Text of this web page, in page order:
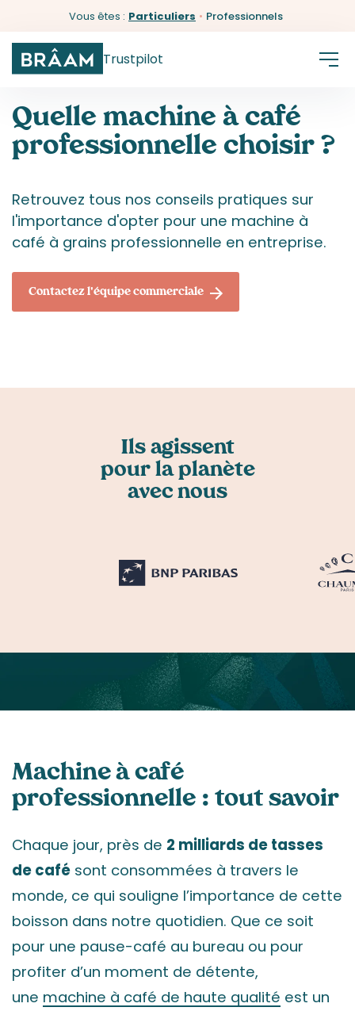
Vous êtes : Particuliers • Professionnels
Trustpilot
Quelle machine à café
professionnelle choisir ?
Retrouvez tous nos conseils pratiques sur
l'importance d'opter pour une machine à
café à grains professionnelle en entreprise.
Contactez l'équipe commerciale
Ils agissent
pour la planète
avec nous
Machine à café
professionnelle : tout savoir
Chaque jour, près de 2 milliards de tasses
de café sont consommées à travers le
monde, ce qui souligne l’importance de cette
boisson dans notre quotidien. Que ce soit
pour une pause-café au bureau ou pour
profiter d’un moment de détente,
une machine à café de haute qualité est un